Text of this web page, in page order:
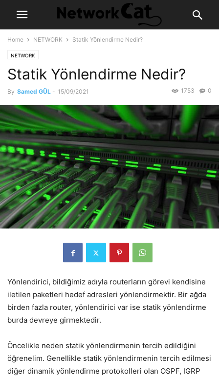
Home NETWORK Statik Yönlendirme Nedir?
NETWORK
Statik Yönlendirme Nedir?
By Samed GÜL - 15/09/2021 0
1753
Yönlendirici, bildiğimiz adıyla routerların görevi kendisine
iletilen paketleri hedef adresleri yönlendirmektir. Bir ağda
birden fazla router, yönlendirici var ise statik yönlendirme
burda devreye girmektedir.
Öncelikle neden statik yönlendirmenin tercih edildiğini
öğrenelim. Genellikle statik yönlendirmenin tercih edilmesi
diğer dinamik yönlendirme protokolleri olan OSPF, IGRP